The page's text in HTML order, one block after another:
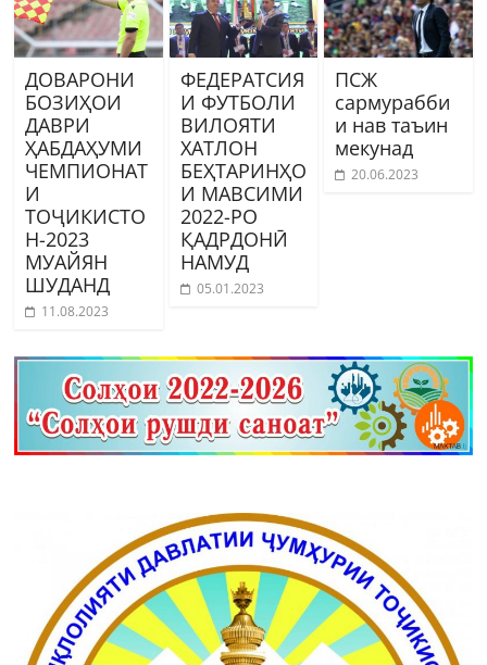
ДОВАРОНИ
БОЗИҲОИ
ДАВРИ
ҲАБДАҲУМИ
ЧЕМПИОНАТ
И
ТОҶИКИСТО
Н-2023
МУАЙЯН
ШУДАНД
11.08.2023
ФЕДЕРАТСИЯ
И ФУТБОЛИ
ВИЛОЯТИ
ХАТЛОН
БЕҲТАРИНҲО
И МАВСИМИ
2022-РО
ҚАДРДОНӢ
НАМУД
05.01.2023
ПСЖ
сармурабби
и нав таъин
мекунад
20.06.2023